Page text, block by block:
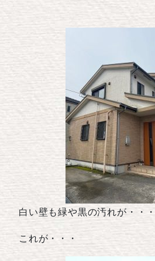
白い壁も緑や黒の汚れが・・・
これが・・・